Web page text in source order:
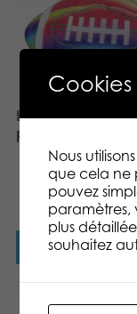
Lumo Stars Ball
plush
Lire la suite
Cookies
Nous
que cela ne
pouvez
paramètres,
plus
souhaitez